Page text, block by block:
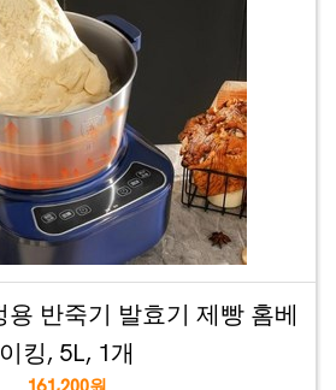
반죽기 발효기 제빵 홈베
이킹, 5L, 1개